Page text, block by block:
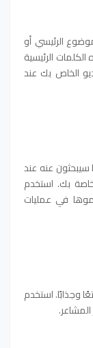
الرئيسي أو
الرئيسية
الخاص بك عند
عنه عند
بك. استخدم
في عمليات
وجذابًا. استخدم